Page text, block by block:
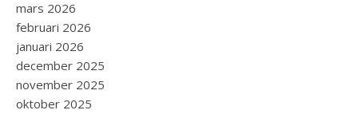
mars 2026
februari 2026
januari 2026
december 2025
november 2025
oktober 2025